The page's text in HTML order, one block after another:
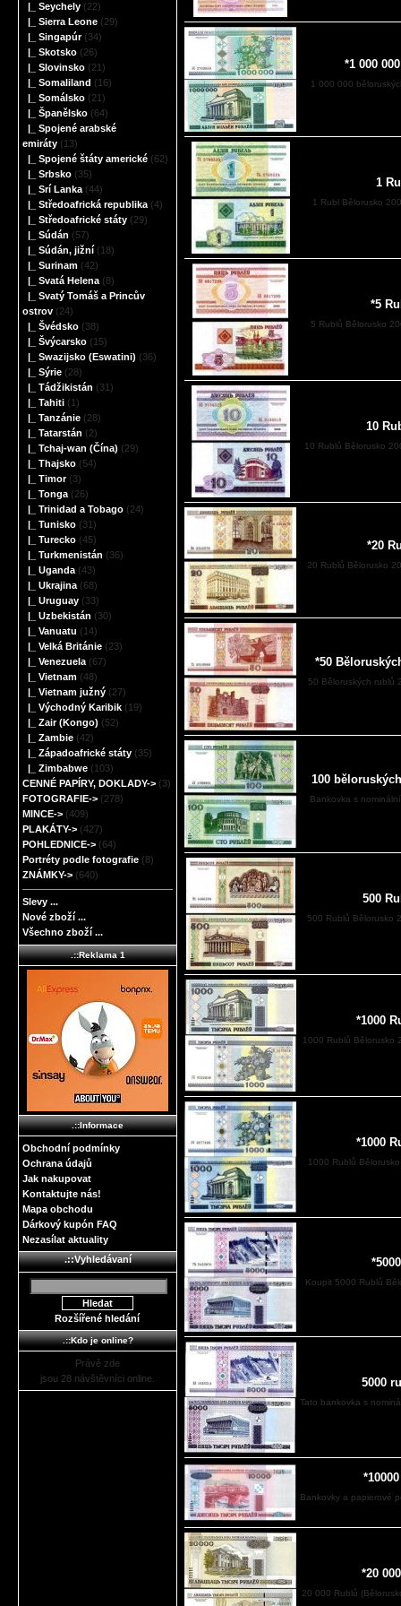
|_ Seychely (22)
|_ Sierra Leone (29)
|_ Singapúr(34)
|_ Skotsko (26)
|_ Slovinsko (21)
|_ Somaliland (16)
|_ Somálsko (21)
|_ Španělsko (64)
|_ Spojené arabské
emiráty (13)
|_ Spojené štáty americké (62)
|_ Srbsko (35)
|_ Srí Lanka (44)
|_ Středoafrická republika (4)
|_ Středoafrické státy (29)
|_ Súdán (57)
|_ Súdán, jižní (18)
|_ Surinam (42)
|_ Svatá Helena (8)
|_ Svatý Tomáš a Princův
ostrov (24)
|_ Švédsko (38)
|_ Švýcarsko (15)
|_ Swazijsko (Eswatini) (36)
|_ Sýrie (28)
|_ Tádžikistán (31)
|_ Tahiti (1)
|_ Tanzánie (28)
|_ Tatarstán (2)
|_ Tchaj-wan (Čína) (29)
|_ Thajsko (54)
|_ Timor(3)
|_ Tonga (26)
|_ Trinidad a Tobago (24)
|_ Tunisko (31)
|_ Turecko (45)
|_ Turkmenistán (36)
|_ Uganda (43)
|_ Ukrajina (68)
|_ Uruguay (33)
|_ Uzbekistán (30)
|_ Vanuatu (14)
|_ Velká Británie (23)
|_ Venezuela (67)
|_ Vietnam (48)
|_ Vietnam južný (27)
|_ Východný Karibik (19)
|_ Zair (Kongo) (52)
|_ Zambie (42)
|_ Západoafrické státy (35)
|_ Zimbabwe (103)
CENNÉ PAPÍRY, DOKLADY-> (3)
FOTOGRAFIE-> (278)
MINCE-> (409)
PLAKÁTY-> (427)
POHLEDNICE-> (64)
Portréty podle fotografie (8)
ZNÁMKY-> (640)
Slevy ...
Nové zboží ...
Všechno zboží ...
.::Reklama 1
.::Informace
Obchodní podmínky
Ochrana údajů
Jak nakupovat
Kontaktujte nás!
Mapa obchodu
Dárkový kupón FAQ
Nezasílat aktuality
.::Vyhledávaní
Rozšířené hledání
.::Kdo je online?
Právě zde
jsou 28 návštěvníci online.
*1 000
1 000 000
1
1 Rubl Bělorusko
*5
5 Rublů Bělorusko
10
10 Rublů Bělorusko
*20
20 Rublů Bělorusko
*50
50 Běloruských rublů
100
Bankovka s
500
500 Rublů Bělorusko
*1000
1000 Rublů Bělorusko
*1000
1000 Rublů
Koupit 5000 Rublů
5000
Tato bankovka s
Bankovky a papierové
*20
20 000 Rublů